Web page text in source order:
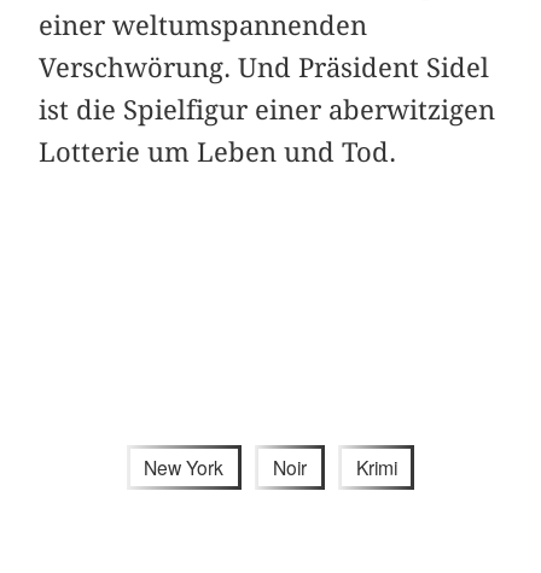
einer weltumspannenden
Verschwörung. Und Präsident Sidel
ist die Spielfigur einer aberwitzigen
Lotterie um Leben und Tod.
New York Noir Krimi